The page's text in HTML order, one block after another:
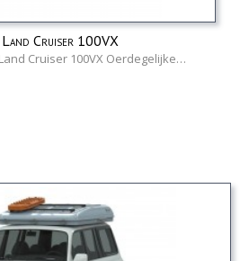
Cruiser 100VX
Cruiser 100VX Oerdegelijke…